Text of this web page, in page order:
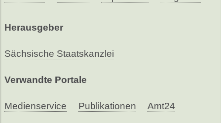
Herausgeber
Sächsische Staatskanzlei
Verwandte Portale
Medienservice Publikationen Amt24